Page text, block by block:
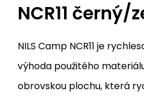
NCR11 černý/
NILS Camp NCR11 je
výhoda použitého
obrovskou plochu, která